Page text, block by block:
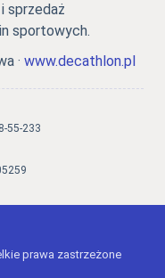
sprzedaż
sportowych.
· www.decathlon.pl
55-233
prawa zastrzeżone